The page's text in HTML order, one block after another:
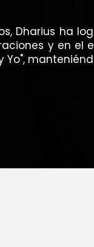
Dharius ha
y en el
y Yo",